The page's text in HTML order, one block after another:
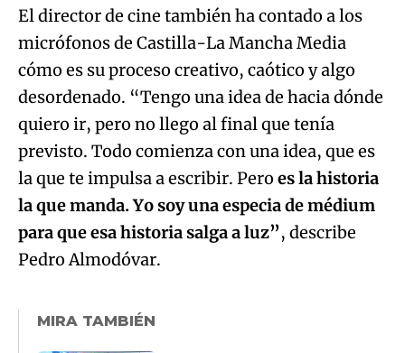
El director de cine también ha contado a los
micrófonos de Castilla-La Mancha Media
cómo es su proceso creativo, caótico y algo
desordenado. “Tengo una idea de hacia dónde
quiero ir, pero no llego al final que tenía
previsto. Todo comienza con una idea, que es
la que te impulsa a escribir. Pero es la historia
la que manda. Yo soy una especia de médium
para que esa historia salga a luz”, describe
Pedro Almodóvar.
MIRA TAMBIÉN